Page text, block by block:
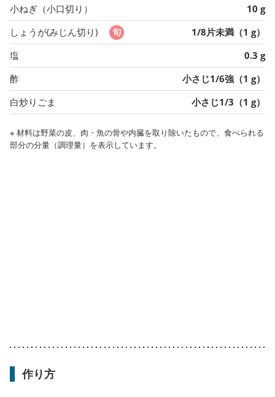
小ねぎ（小口切り）
10 g
しょうが(みじん切り)
1/8片未満（1 g）
塩
0.3 g
酢
小さじ1/6強（1 g）
白炒りごま
小さじ1/3（1 g）
※ 材料は野菜の皮、肉・魚の骨や内臓を取り除いたもので、食べられる
部分の分量（調理量）を表示しています。
作り方